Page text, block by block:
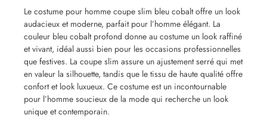
Le costume pour homme coupe slim bleu cobalt offre un look
audacieux et moderne, parfait pour l’homme élégant. La
couleur bleu cobalt profond donne au costume un look raffiné
et vivant, idéal aussi bien pour les occasions professionnelles
que festives. La coupe slim assure un ajustement serré qui met
en valeur la silhouette, tandis que le tissu de haute qualité offre
confort et look luxueux. Ce costume est un incontournable
pour l’homme soucieux de la mode qui recherche un look
unique et contemporain.